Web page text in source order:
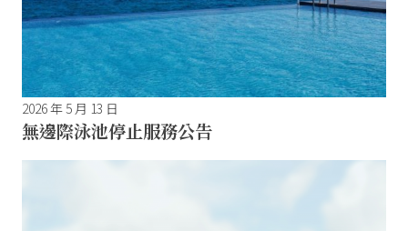
2026 年 5 月 13 日
無邊際泳池停止服務公告